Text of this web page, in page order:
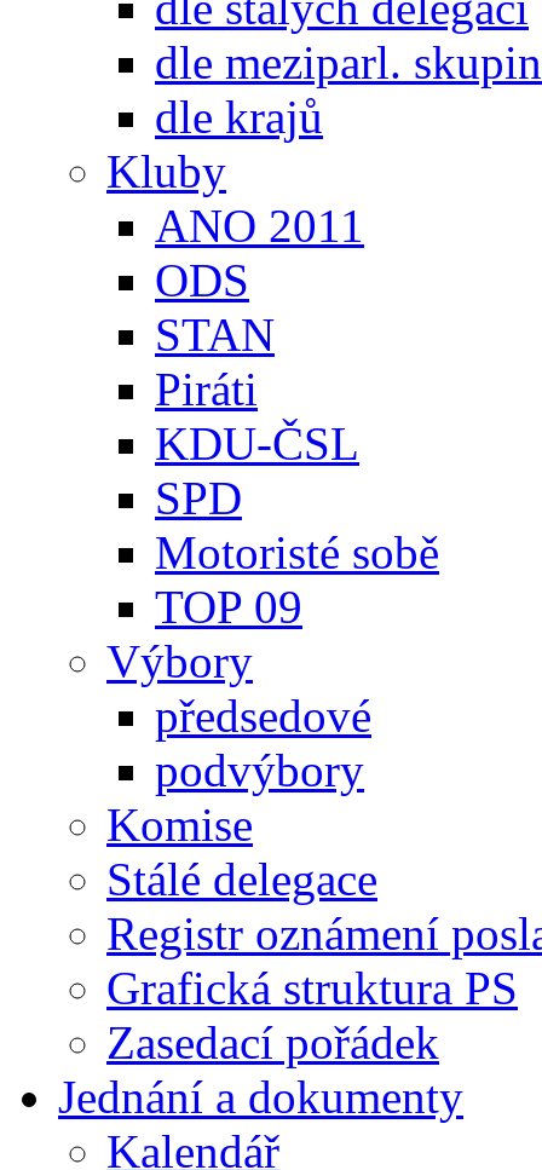
dle meziparl. skupin
dle krajů
Kluby
ANO 2011
ODS
STAN
Piráti
KDU-ČSL
SPD
Motoristé sobě
TOP 09
Výbory
předsedové
podvýbory
Komise
Stálé delegace
Registr oznámení
Grafická struktura PS
Zasedací pořádek
Jednání a dokumenty
Kalendář